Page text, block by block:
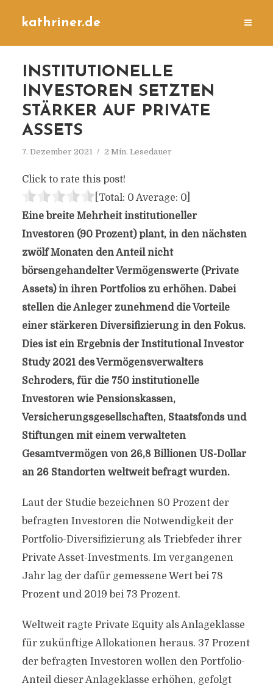
kathriner.de
INSTITUTIONELLE
INVESTOREN SETZTEN
STÄRKER AUF PRIVATE
ASSETS
7. Dezember 2021 2 Min. Lesedauer
Click to rate this post!
[Total: 0 Average: 0]
Eine breite Mehrheit institutioneller
Investoren (90 Prozent) plant, in den nächsten
zwölf Monaten den Anteil nicht
börsengehandelter Vermögenswerte (Private
Assets) in ihren Portfolios zu erhöhen. Dabei
stellen die Anleger zunehmend die Vorteile
einer stärkeren Diversifizierung in den Fokus.
Dies ist ein Ergebnis der Institutional Investor
Study 2021 des Vermögensverwalters
Schroders, für die 750 institutionelle
Investoren wie Pensionskassen,
Versicherungsgesellschaften, Staatsfonds und
Stiftungen mit einem verwalteten
Gesamtvermögen von 26,8 Billionen US-Dollar
an 26 Standorten weltweit befragt wurden.
Laut der Studie bezeichnen 80 Prozent der
befragten Investoren die Notwendigkeit der
Portfolio-Diversifizierung als Triebfeder ihrer
Private Asset-Investments. Im vergangenen
Jahr lag der dafür gemessene Wert bei 78
Prozent und 2019 bei 73 Prozent.
Weltweit ragte Private Equity als Anlageklasse
für zukünftige Allokationen heraus. 37 Prozent
der befragten Investoren wollen den Portfolio-
Anteil dieser Anlageklasse erhöhen, gefolgt